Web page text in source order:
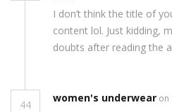
I don’t think the title of
content lol. Just kidding,
doubts after reading the
44
women's underwear on